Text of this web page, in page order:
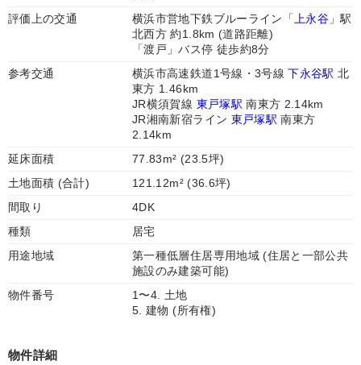
評価上の交通
横浜市営地下鉄ブルーライン「 上永谷 」駅
北西方 約1.8km (道路距離)
「渡戸」バス停 徒歩約8分
参考交通
横浜市高速鉄道1号線・3号線下永谷駅 北
東方 1.46km
JR横須賀線 東戸塚駅 南東方 2.14km
JR湘南新宿ライン 東戸塚駅 南東方
2.14km
延床面積
77.83m² (23.5坪)
土地面積 (合計)
121.12m² (36.6坪)
間取り
4DK
種類
居宅
用途地域
第一種低層住居専用地域 (住居と一部公共
施設のみ建築可能)
物件番号
1〜4. 土地
5. 建物 (所有権)
物件詳細